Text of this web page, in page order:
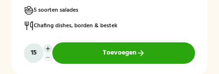
5 soorten salades
Chafing dishes, borden & bestek
Toevoegen